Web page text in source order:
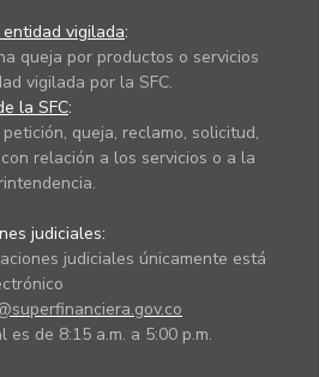
vigilada:
queja por productos o servicios
vigilada por la SFC.
la SFC:
queja, reclamo, solicitud,
relación a los servicios o a la
judiciales:
judiciales únicamente está
de 8:15 a.m. a 5:00 p.m.